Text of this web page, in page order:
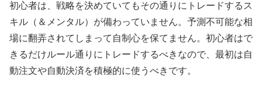
初心者は、戦略を決めていてもその通りにトレードするス
キル（＆メンタル）が備わっていません。予測不可能な相
場に翻弄されてしまって自制心を保てません。初心者はで
きるだけルール通りにトレードするべきなので、最初は自
動注文や自動決済を積極的に使うべきです。